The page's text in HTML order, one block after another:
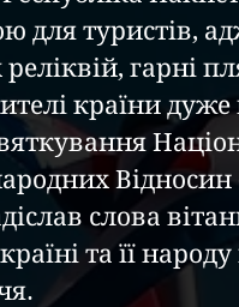
для туристів,
реліквій, гарні
країни дуже
Відносин
слова
та її